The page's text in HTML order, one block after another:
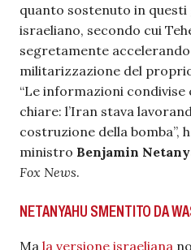
quanto sostenuto in
israeliano, secondo cui
segretamente
militarizzazione del
“Le informazioni
chiare: l’Iran stava
costruzione della bomba”,
ministro Benjamin
Fox News.
NETANYAHU SMENTITO DA
Ma la versione israeliana